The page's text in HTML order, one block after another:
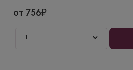
от 756
1